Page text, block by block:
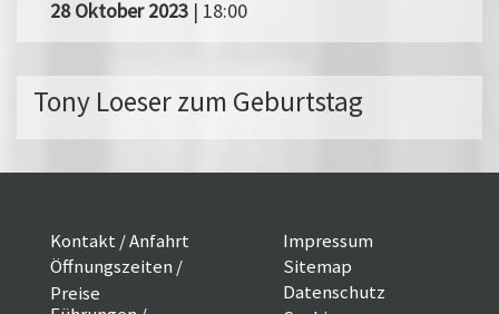
28 Oktober 2023 | 18:00
Tony Loeser zum Geburtstag
Kontakt / Anfahrt
Öffnungszeiten /
Preise
Impressum
Sitemap
Datenschutz